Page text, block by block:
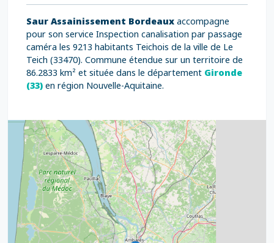
Saur Assainissement Bordeaux accompagne
pour son service Inspection canalisation par passage
caméra les 9213 habitants Teichois de la ville de Le
Teich (33470). Commune étendue sur un territoire de
86.2833 km² et située dans le département Gironde
(33) en région Nouvelle-Aquitaine.
2
4